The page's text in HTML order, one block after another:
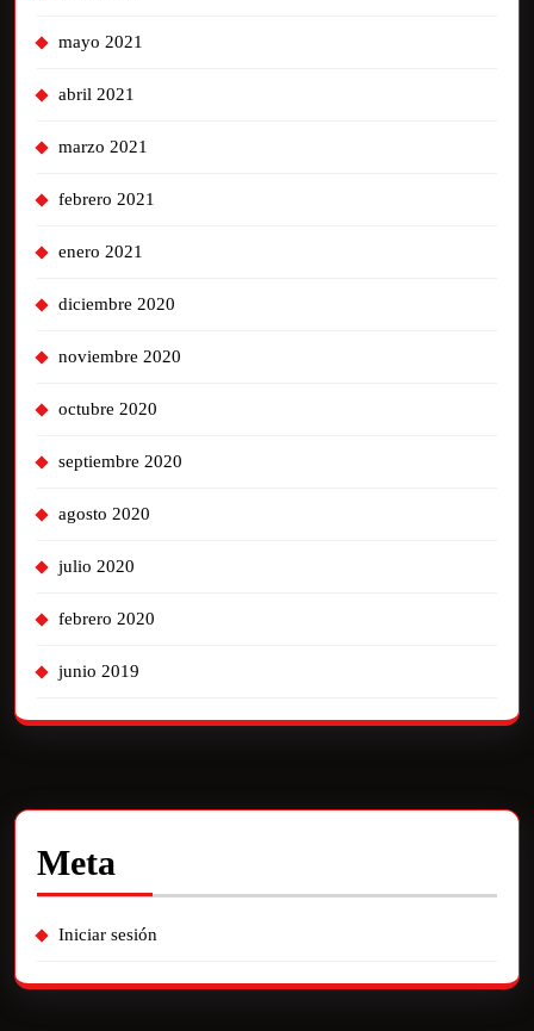
mayo 2021
abril 2021
marzo 2021
febrero 2021
enero 2021
diciembre 2020
noviembre 2020
octubre 2020
septiembre 2020
agosto 2020
julio 2020
febrero 2020
junio 2019
Meta
Iniciar sesión